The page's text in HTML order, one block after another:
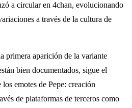
a circular en 4chan, evolucionando
a través de la cultura de
primera aparición de la variante
bien documentados, sigue el
emotes de Pepe: creación
de plataformas de terceros como